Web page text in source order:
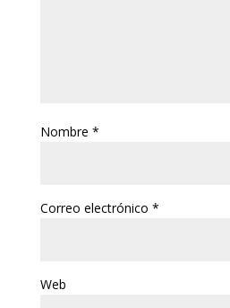
Nombre *
Correo electrónico *
Web